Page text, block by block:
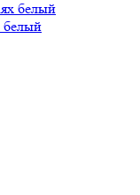
белый